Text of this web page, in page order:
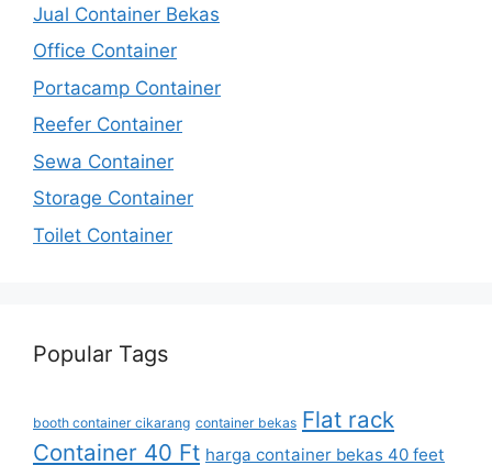
Jual Container Bekas
Office Container
Portacamp Container
Reefer Container
Sewa Container
Storage Container
Toilet Container
Popular Tags
booth container cikarang container bekas Flat rack
Container 40 Ft harga container bekas 40 feet